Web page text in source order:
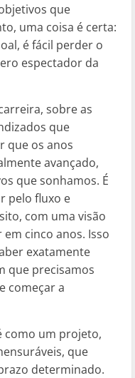
que
uma coisa é certa:
é fácil perder o
espectador da
sobre as
que
que os anos
avançado,
que sonhamos. É
pelo fluxo e
com uma visão
cinco anos. Isso
exatamente
que precisamos
começar a
como um projeto,
que
determinado.